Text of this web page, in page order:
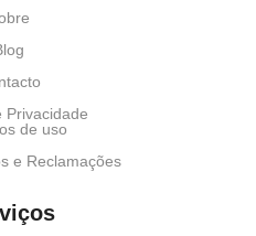
Privacidade
de uso
e Reclamações